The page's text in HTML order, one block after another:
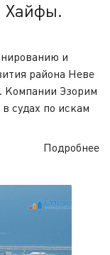
Хайфы.
и
района Неве
Компании Эзорим
судах по искам
Подробнее